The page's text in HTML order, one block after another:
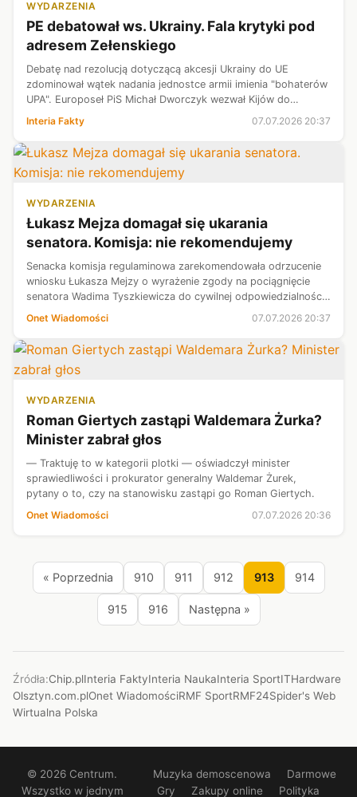
WYDARZENIA
PE debatował ws. Ukrainy. Fala krytyki pod
adresem Zełenskiego
Debatę nad rezolucją dotyczącą akcesji Ukrainy do UE
zdominował wątek nadania jednostce armii imienia "bohaterów
UPA". Europoseł PiS Michał Dworczyk wezwał Kijów do
chadek Michael Gahl...
Interia Fakty 07.07.2026 20:37
WYDARZENIA
Łukasz Mejza domagał się ukarania
senatora. Komisja: nie rekomendujemy
Senacka komisja regulaminowa zarekomendowała odrzucenie
wniosku Łukasza Mejzy o wyrażenie zgody na pociągnięcie
senatora Wadima Tyszkiewicza do cywilnej odpowiedzialności
sądowej w sprawie o naruszenie dóbr osobistych.
Onet Wiadomości 07.07.2026 20:37
WYDARZENIA
Roman Giertych zastąpi Waldemara Żurka?
Minister zabrał głos
— Traktuję to w kategorii plotki — oświadczył minister
sprawiedliwości i prokurator generalny Waldemar Żurek,
pytany o to, czy na stanowisku zastąpi go Roman Giertych.
Onet Wiadomości
07.07.2026 20:36
« Poprzednia 910 911 912 913 914
915 916 Następna »
Źródła:Chip.plInteria FaktyInteria NaukaInteria SportITHardware
Olsztyn.com.plOnet WiadomościRMF SportRMF24Spider's Web
Wirtualna Polska
© 2026 Centrum.
Wszystko w jednym
Muzyka demoscenowa
Darmowe
Gry
Zakupy online Polityka